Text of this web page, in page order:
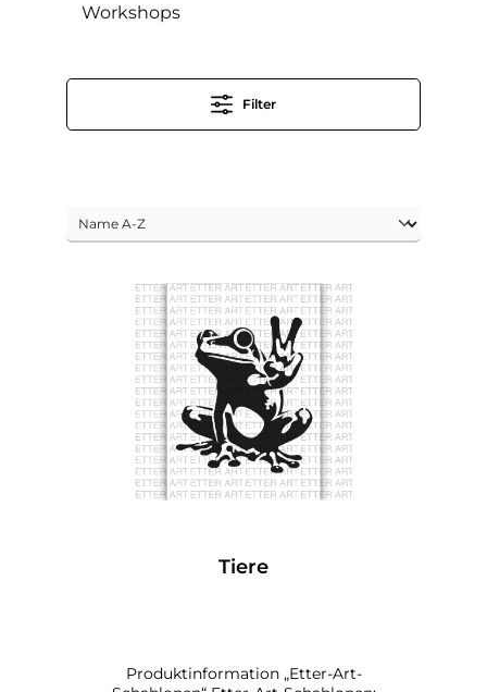
Workshops
Filter
Tiere
Produktinformation „Etter-Art-